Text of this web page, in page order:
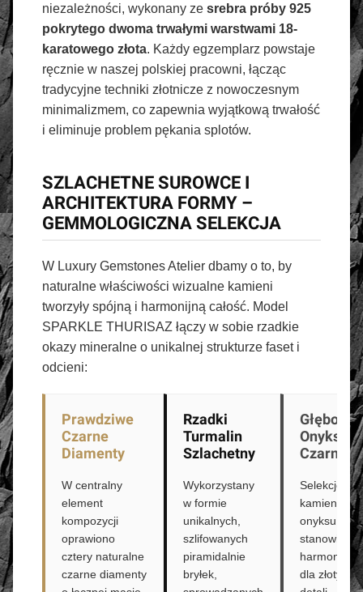
niezależności, wykonany ze srebra próby 925
pokrytego dwoma trwałymi warstwami 18-
karatowego złota. Każdy egzemplarz powstaje
ręcznie w naszej polskiej pracowni, łącząc
tradycyjne techniki złotnicze z nowoczesnym
minimalizmem, co zapewnia wyjątkową trwałość
i eliminuje problem pękania splotów.
SZLACHETNE SUROWCE I
ARCHITEKTURA FORMY –
GEMMOLOGICZNA SELEKCJA
W Luxury Gemstones Atelier dbamy o to, by
naturalne właściwości wizualne kamieni
tworzyły spójną i harmonijną całość. Model
SPARKLE THURISAZ łączy w sobie rzadkie
okazy mineralne o unikalnej strukturze faset i
odcieni:
Prawdziwe
Czarne
Diamenty
W centralny
element
kompozycji
oprawiono
cztery naturalne
czarne diamenty
Rzadki
Turmalin
Szlachetny
Wykorzystany
w formie
unikalnych,
szlifowanych
piramidalnie
bryłek,
Głęboki
Onyks
Czarny
kamienie
onyksu
stanowią
harmonijne
dla złotych